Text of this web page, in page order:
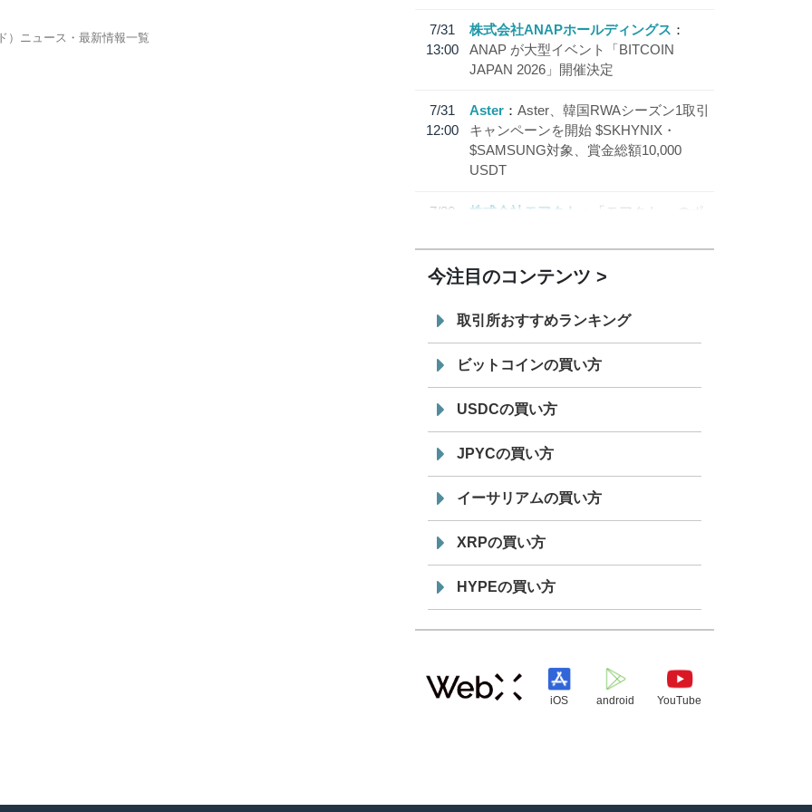
）ニュース・最新情報一覧
7/31
13:00
株式会社ANAPホールディングス
ANAP が大型イベント「BITCOIN
JAPAN 2026」開催決定
7/31
12:00
Aster
Aster、韓国RWAシーズン1取引
キャンペーンを開始 $SKHYNIX・
$SAMSUNG対象、賞金総額10,000
USDT
7/30
株式会社モアクト
「モアクト」 のポ
「 JPYC」を追加
19:30
てステーブルコイン「JPYSC」徹底解
説セミナーを開催
今注目のコンテンツ
取引所おすすめランキング
ビットコインの買い方
USDCの買い方
JPYCの買い方
イーサリアムの買い方
XRPの買い方
HYPEの買い方
iOS android YouTube